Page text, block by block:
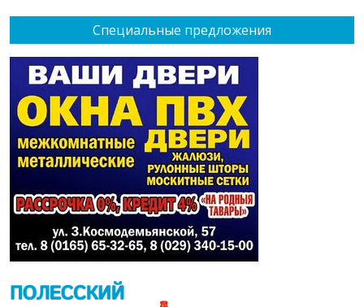
Специальные предложения